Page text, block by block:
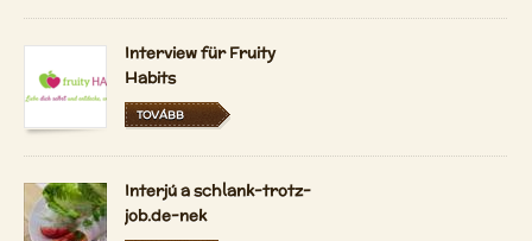
Interview für Fruity
Habits
TOVÁBB
Interjú a schlank-trotz-
job.de-nek